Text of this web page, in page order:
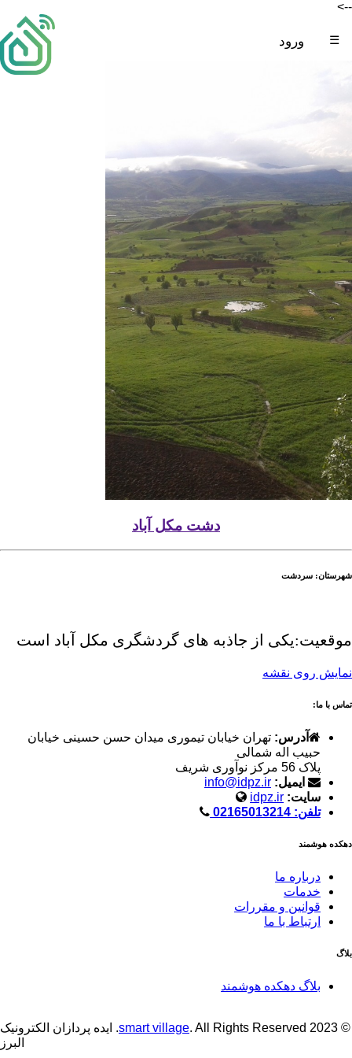
-->
ورود ☰
دشت مکل آباد
شهرستان: سردشت
موقعیت:یکی از جاذبه های گردشگری مکل آباد است
نمایش روی نقشه
تماس با ما:
آدرس: تهران خیابان تیموری میدان حسن حسینی خیابان
حبیب اله شمالی
پلاک 56 مرکز نوآوری شریف
ایمیل: info@idpz.ir
سایت: idpz.ir
تلفن: 02165013214
دهکده هوشمند
درباره ما
خدمات
قوانین و مقررات
ارتباط با ما
بلاگ
بلاگ دهکده هوشمند
© 2023
smart village. All Rights Reserved. ایده پردازان الکترونیک
البرز